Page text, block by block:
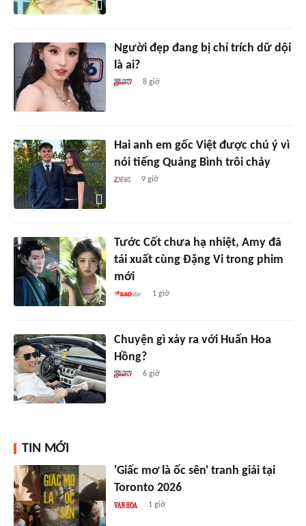
Người đẹp đang bị chỉ trích dữ dội
là ai?
8 giờ
Hai anh em gốc Việt được chú ý vì
nói tiếng Quảng Bình trôi chảy
9 giờ
Tước Cốt chưa hạ nhiệt, Amy đã
tái xuất cùng Đặng Vi trong phim
mới
1 giờ
Chuyện gì xảy ra với Huấn Hoa
Hồng?
6 giờ
TIN MỚI
'Giấc mơ là ốc sên' tranh giải tại
Toronto 2026
1 giờ